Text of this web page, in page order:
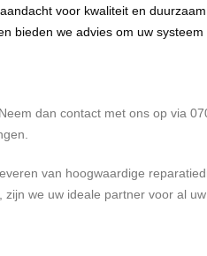
voor kwaliteit en
bieden we advies om uw systeem
dan contact met ons op via
van hoogwaardige
we uw ideale partner voor al